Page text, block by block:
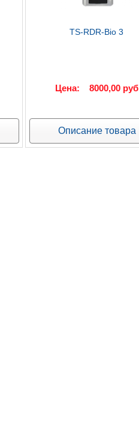
TS-RDR-Bio 3
Цена: 8000,00 руб
Описание товара